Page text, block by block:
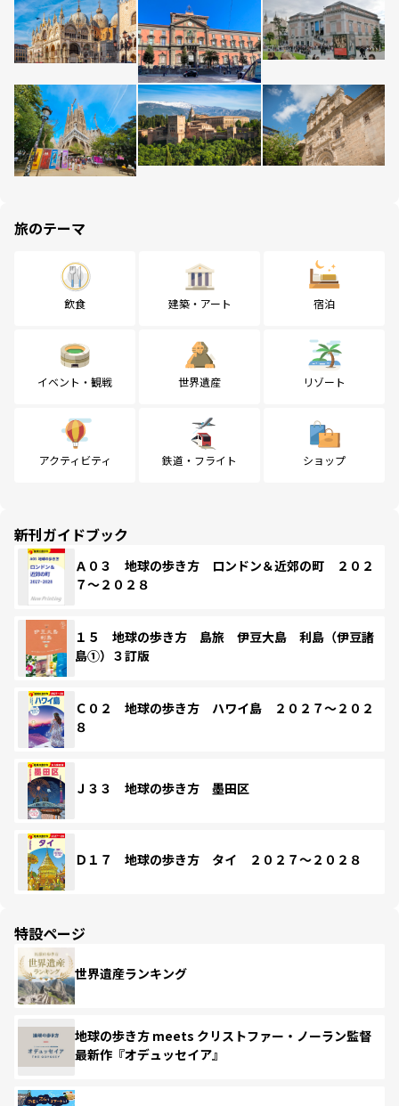
旅のテーマ
飲食 建築・アート 宿泊
イベント・観戦 世界遺産 リゾート
アクティビティ 鉄道・フライト ショップ
新刊ガイドブック
Ａ０３ 地球の歩き方 ロンドン＆近郊の町 ２０２
７～２０２８
１５ 地球の歩き方 島旅 伊豆大島 利島（伊豆諸
島①）３訂版
Ｃ０２ 地球の歩き方 ハワイ島 ２０２７～２０２
８
Ｊ３３ 地球の歩き方 墨田区
Ｄ１７ 地球の歩き方 タイ ２０２７～２０２８
特設ページ
世界遺産ランキング
地球の歩き方 meets クリストファー・ノーラン監督
最新作『オデュッセイア』